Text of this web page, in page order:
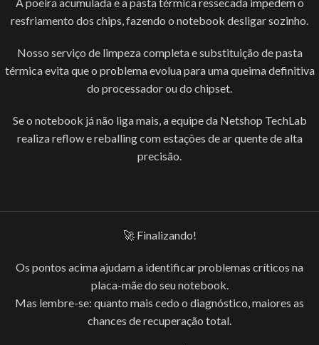
A poeira acumulada e a pasta térmica ressecada impedem o
resfriamento dos chips, fazendo o notebook desligar sozinho.
Nosso serviço de limpeza completa e substituição de pasta
térmica evita que o problema evolua para uma queima definitiva
do processador ou do chipset.
Se o notebook já não liga mais, a equipe da Netshop TechLab
realiza reflow e reballing com estações de ar quente de alta
precisão.
🚀 Finalizando!
Os pontos acima ajudam a identificar problemas críticos na
placa-mãe do seu notebook.
Mas lembre-se: quanto mais cedo o diagnóstico, maiores as
chances de recuperação total.